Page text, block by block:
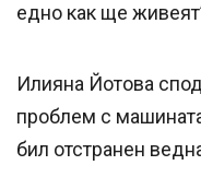
едно как ще
Илияна Йотова
проблем с
бил отстранен